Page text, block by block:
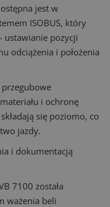
jest w
ISOBUS, który
ustawianie pozycji
odciążenia i położenia
i ochronę
się poziomo, co
jazdy.
i dokumentacją
7100 została
ważenia beli